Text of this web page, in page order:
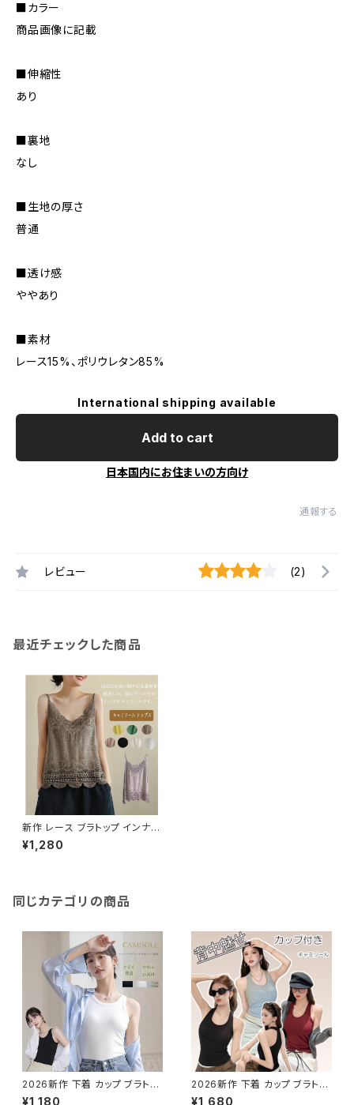
■カラー
商品画像に記載
■伸縮性
あり
■裏地
なし
■生地の厚さ
普通
■透け感
ややあり
■素材
レース15%、ポリウレタン85%
International shipping available
Add to cart
日本国内にお住まいの方向け
通報する
レビュー (2)
最近チェックした商品
新作 レース ブラトップ インナー
レースキャミソール トップス
¥1,280
同じカテゴリの商品
2026新作 下着 カップ ブラトッ
プ カップ ブラ ソフト スポーツブ
¥1,180
2026新作 下着 カップ ブラトッ
プ カップ ブラ ソフト スポーツブ
¥1,680